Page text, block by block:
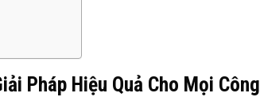
Pháp Hiệu Quả Cho Mọi Công